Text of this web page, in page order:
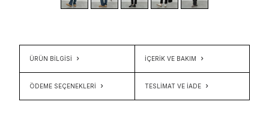
ÜRÜN BİLGİSİ İÇERIK VE BAKIM
ÖDEME SEÇENEKLERI TESLIMAT VE İADE